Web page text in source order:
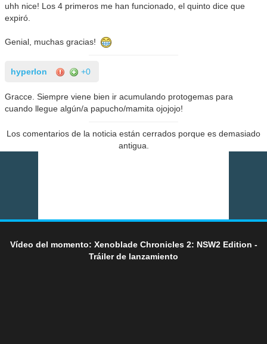
uhh nice! Los 4 primeros me han funcionado, el quinto dice que
expiró.
Genial, muchas gracias!
hyperlon +0
Gracce. Siempre viene bien ir acumulando protogemas para
cuando llegue algún/a papucho/mamita ojojojo!
Los comentarios de la noticia están cerrados porque es demasiado
antigua.
Vídeo del momento: Xenoblade Chronicles 2: NSW2 Edition -
Tráiler de lanzamiento